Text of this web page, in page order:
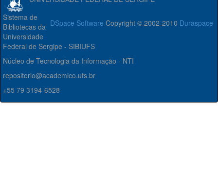
DSpace Software Copyright © 2002-2010 Duraspace
Sistema de
Bibliotecas da
Universidade
Federal de Sergipe - SIBIUFS
Núcleo de Tecnologia da Informação - NTI
repositorio@academico.ufs.br
+55 79 3194-6528